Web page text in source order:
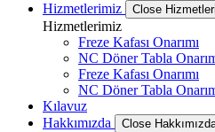
Hizmetlerimiz
Close
Hizmetlerimiz
Freze Kafası Onarımı
NC Döner Tabla
Freze Kafası Onarımı
NC Döner Tabla
Kılavuz
Hakkımızda
Close